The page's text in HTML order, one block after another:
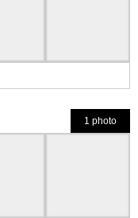
1 photo